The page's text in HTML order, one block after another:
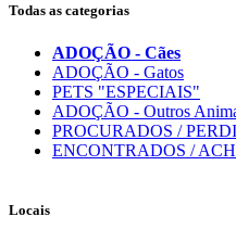
Todas as categorias
ADOÇÃO - Cães
ADOÇÃO - Gatos
PETS "ESPECIAIS"
ADOÇÃO - Outros
PROCURADOS /
ENCONTRADOS /
Locais